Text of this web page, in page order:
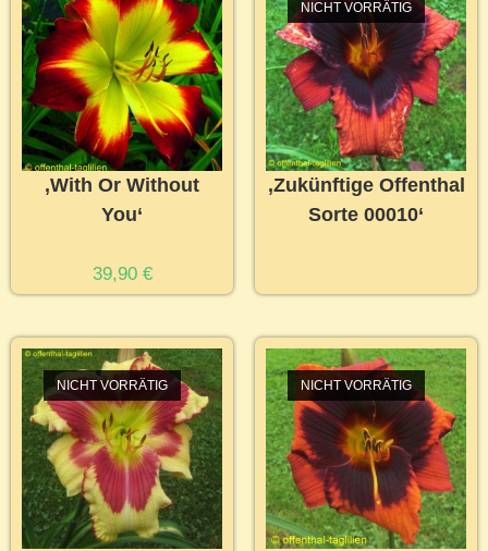
‚With Or Without
You‘
39,90 €
NICHT VORRÄTIG
‚Zukünftige Offenthal
Sorte 00010‘
NICHT VORRÄTIG NICHT VORRÄTIG